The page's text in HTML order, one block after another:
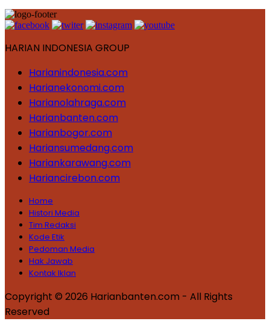
HARIAN INDONESIA GROUP
Harianindonesia.com
Harianekonomi.com
Harianolahraga.com
Harianbanten.com
Harianbogor.com
Hariansumedang.com
Hariankarawang.com
Hariancirebon.com
Home
Histori Media
Tim Redaksi
Kode Etik
Pedoman Media
Hak Jawab
Kontak Iklan
Copyright © 2026 Harianbanten.com - All Rights
Reserved